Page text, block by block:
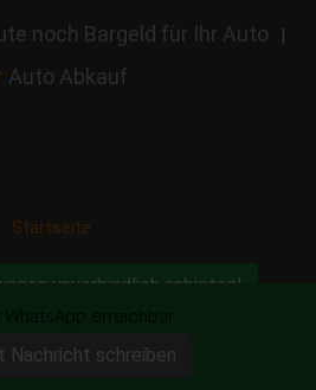
noch Bargeld für Ihr Auto |
Auto Abkauf
Startseite
unverbindlich anbieten!
WhatsApp erreichbar
Nachricht schreiben